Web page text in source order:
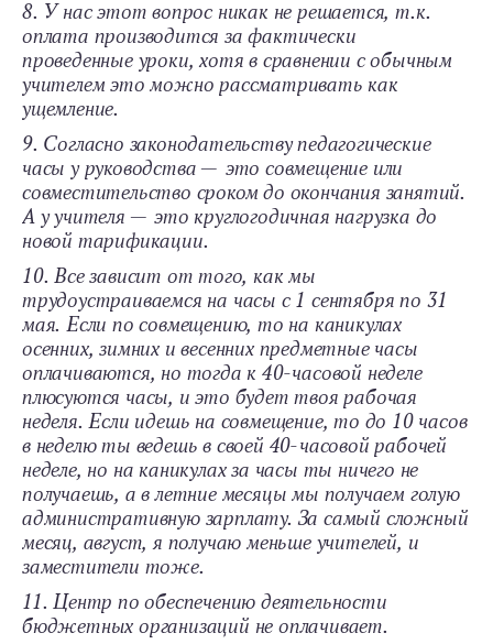
8. У нас этот вопрос никак не решается, т. к.
оплата производится за фактически
проведенные уроки, хотя в сравнении с обычным
учителем это можно рассматривать как
ущемление.
9. Согласно законодательству педагогические
часы у руководства — это совмещение или
совместительство сроком до окончания занятий.
А у учителя — это круглогодичная нагрузка до
новой тарификации.
10. Все зависит от того, как мы
трудоустраиваемся на часы с 1 сентября по 31
мая. Если по совмещению, то на каникулах
осенних, зимних и весенних предметные часы
оплачиваются, но тогда к 40‑часовой неделе
плюсуются часы, и это будет твоя рабочая
неделя. Если идешь на совмещение, то до 10 часов
в неделю ты ведешь в своей 40‑часовой рабочей
неделе, но на каникулах за часы ты ничего не
получаешь, а в летние месяцы мы получаем голую
административную зарплату. За самый сложный
месяц, август, я получаю меньше учителей, и
заместители тоже.
11. Центр по обеспечению деятельности
бюджетных организаций не оплачивает.